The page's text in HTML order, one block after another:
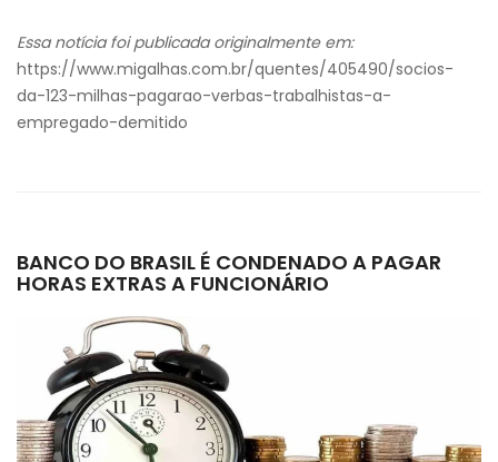
Essa notícia foi publicada originalmente em:
https://www.migalhas.com.br/quentes/405490/socios-
da-123-milhas-pagarao-verbas-trabalhistas-a-
empregado-demitido
BANCO DO BRASIL É CONDENADO A PAGAR
HORAS EXTRAS A FUNCIONÁRIO